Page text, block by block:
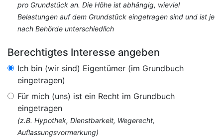
pro Grundstück an. Die Höhe ist abhängig, wieviel
Belastungen auf dem Grundstück eingetragen sind und ist je
nach Behörde unterschiedlich
Berechtigtes Interesse angeben
Ich bin (wir sind) Eigentümer (im Grundbuch
eingetragen)
Für mich (uns) ist ein Recht im Grundbuch
eingetragen
(z.B. Hypothek, Dienstbarkeit, Wegerecht,
Auflassungsvormerkung)